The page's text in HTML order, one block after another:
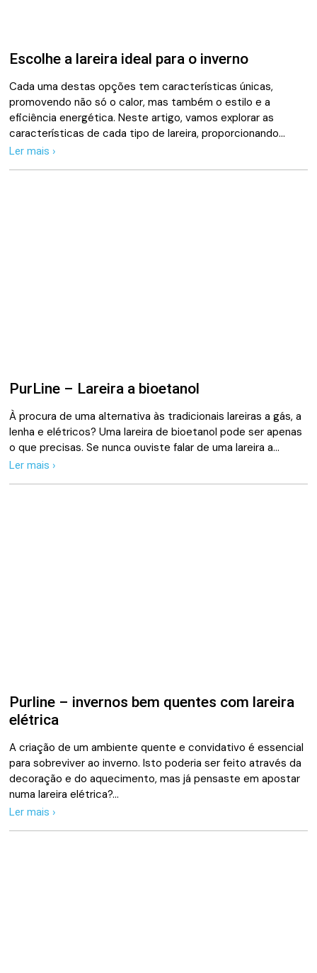
Escolhe a lareira ideal para o inverno
Cada uma destas opções tem características únicas,
promovendo não só o calor, mas também o estilo e a
eficiência energética. Neste artigo, vamos explorar as
características de cada tipo de lareira, proporcionando…
Ler mais ›
PurLine – Lareira a bioetanol
À procura de uma alternativa às tradicionais lareiras a gás, a
lenha e elétricos? Uma lareira de bioetanol pode ser apenas
o que precisas. Se nunca ouviste falar de uma lareira a…
Ler mais ›
Purline – invernos bem quentes com lareira
elétrica
A criação de um ambiente quente e convidativo é essencial
para sobreviver ao inverno. Isto poderia ser feito através da
decoração e do aquecimento, mas já pensaste em apostar
numa lareira elétrica?…
Ler mais ›